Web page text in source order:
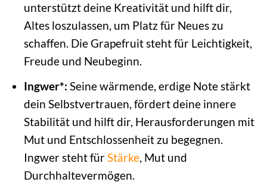
unterstützt deine Kreativität und hilft dir,
Altes loszulassen, um Platz für Neues zu
schaffen. Die Grapefruit steht für Leichtigkeit,
Freude und Neubeginn.
Ingwer*: Seine wärmende, erdige Note stärkt
dein Selbstvertrauen, fördert deine innere
Stabilität und hilft dir, Herausforderungen mit
Mut und Entschlossenheit zu begegnen.
Ingwer steht für Stärke, Mut und
Durchhaltevermögen.